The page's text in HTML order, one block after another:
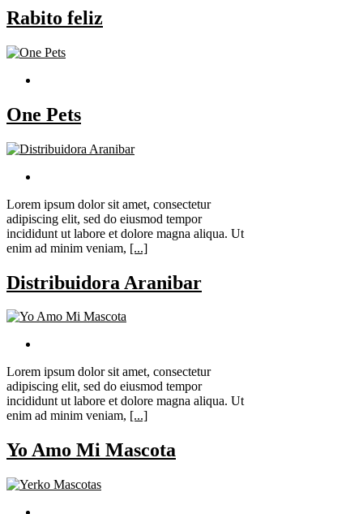
Rabito feliz
One Pets
Lorem ipsum dolor sit amet, consectetur
adipiscing elit, sed do eiusmod tempor
incididunt ut labore et dolore magna aliqua. Ut
enim ad minim veniam, [...]
Distribuidora Aranibar
Lorem ipsum dolor sit amet, consectetur
adipiscing elit, sed do eiusmod tempor
incididunt ut labore et dolore magna aliqua. Ut
enim ad minim veniam, [...]
Yo Amo Mi Mascota